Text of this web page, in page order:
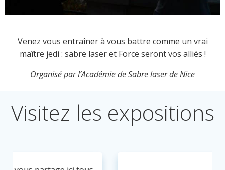
Venez vous entraîner à vous battre comme un vrai
maître jedi : sabre laser et Force seront vos alliés !
Organisé par l’Académie de Sabre laser de Nice
Visitez les expositions